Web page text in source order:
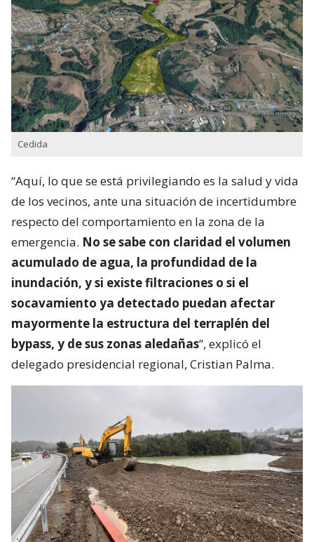
Cedida
“Aquí, lo que se está privilegiando es la salud y vida
de los vecinos, ante una situación de incertidumbre
respecto del comportamiento en la zona de la
emergencia. No se sabe con claridad el volumen
acumulado de agua, la profundidad de la
inundación, y si existe filtraciones o si el
socavamiento ya detectado puedan afectar
mayormente la estructura del terraplén del
bypass, y de sus zonas aledañas”, explicó el
delegado presidencial regional, Cristian Palma.